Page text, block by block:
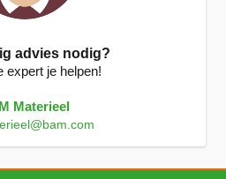
advies nodig?
expert je helpen!
Materieel